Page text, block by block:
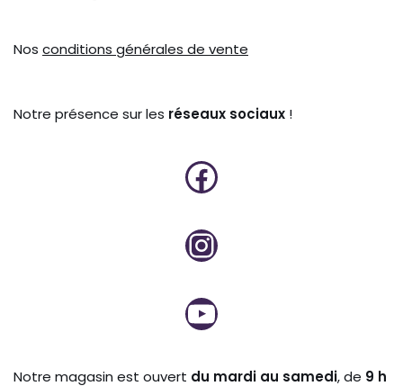
Nos conditions générales de vente
Notre présence sur les réseaux sociaux !
Notre magasin est ouvert du mardi au samedi, de 9 h